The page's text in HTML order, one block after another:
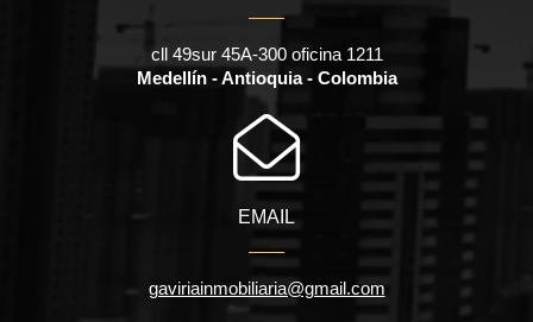
cll 49sur 45A-300 oficina 1211
Medellín - Antioquia - Colombia
EMAIL
gaviriainmobiliaria@gmail.com